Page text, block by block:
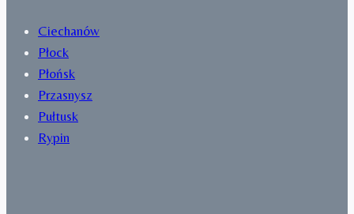
Ciechanów
Płock
Płońsk
Przasnysz
Pułtusk
Rypin